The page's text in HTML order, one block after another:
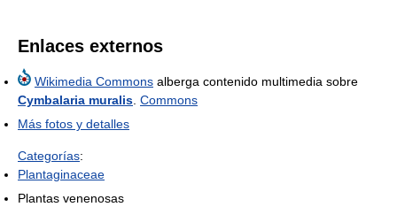
Enlaces externos
Wikimedia Commons alberga contenido multimedia sobre
Cymbalaria muralis. Commons
Más fotos y detalles
Categorías:
Plantaginaceae
Plantas venenosas